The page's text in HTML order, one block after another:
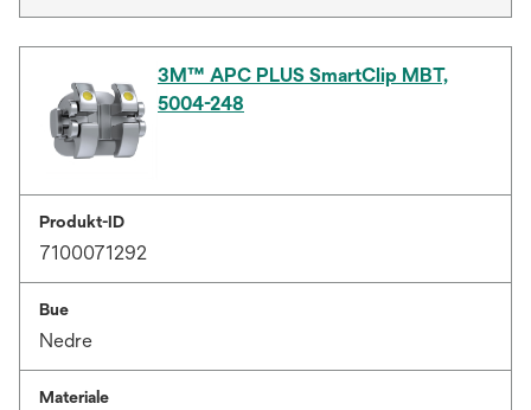
3M™ APC PLUS SmartClip MBT,
5004-248
Produkt-ID
7100071292
Bue
Nedre
Materiale